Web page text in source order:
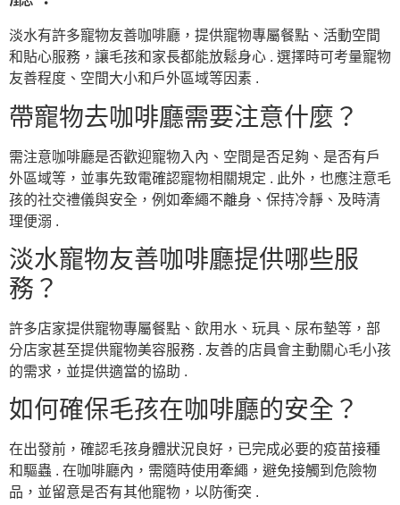
淡水有許多寵物友善咖啡廳，提供寵物專屬餐點、活動空間
和貼心服務，讓毛孩和家長都能放鬆身心 . 選擇時可考量寵物
友善程度、空間大小和戶外區域等因素 .
帶寵物去咖啡廳需要注意什麼？
需注意咖啡廳是否歡迎寵物入內、空間是否足夠、是否有戶
外區域等，並事先致電確認寵物相關規定 . 此外，也應注意毛
孩的社交禮儀與安全，例如牽繩不離身、保持冷靜、及時清
理便溺 .
淡水寵物友善咖啡廳提供哪些服
務？
許多店家提供寵物專屬餐點、飲用水、玩具、尿布墊等，部
分店家甚至提供寵物美容服務 . 友善的店員會主動關心毛小孩
的需求，並提供適當的協助 .
如何確保毛孩在咖啡廳的安全？
在出發前，確認毛孩身體狀況良好，已完成必要的疫苗接種
和驅蟲 . 在咖啡廳內，需隨時使用牽繩，避免接觸到危險物
品，並留意是否有其他寵物，以防衝突 .